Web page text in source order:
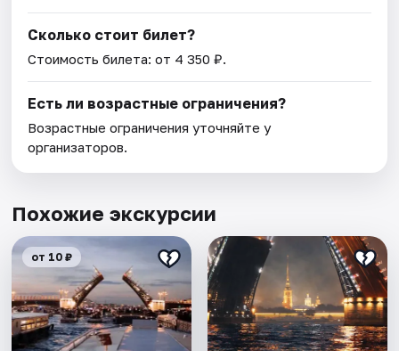
Сколько стоит билет?
Стоимость билета: от 4 350 ₽.
Есть ли возрастные ограничения?
Возрастные ограничения уточняйте у
организаторов.
Похожие экскурсии
от 10 ₽